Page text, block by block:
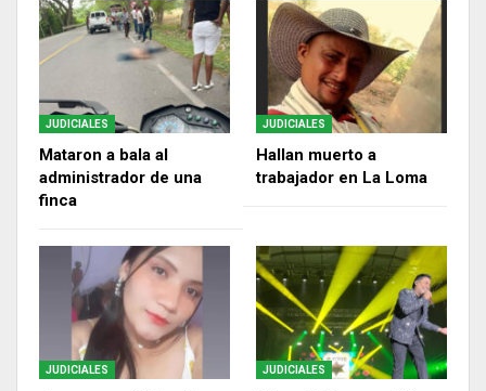
JUDICIALES
Mataron a bala al
administrador de una
finca
JUDICIALES
Hallan muerto a
trabajador en La Loma
JUDICIALES JUDICIALES